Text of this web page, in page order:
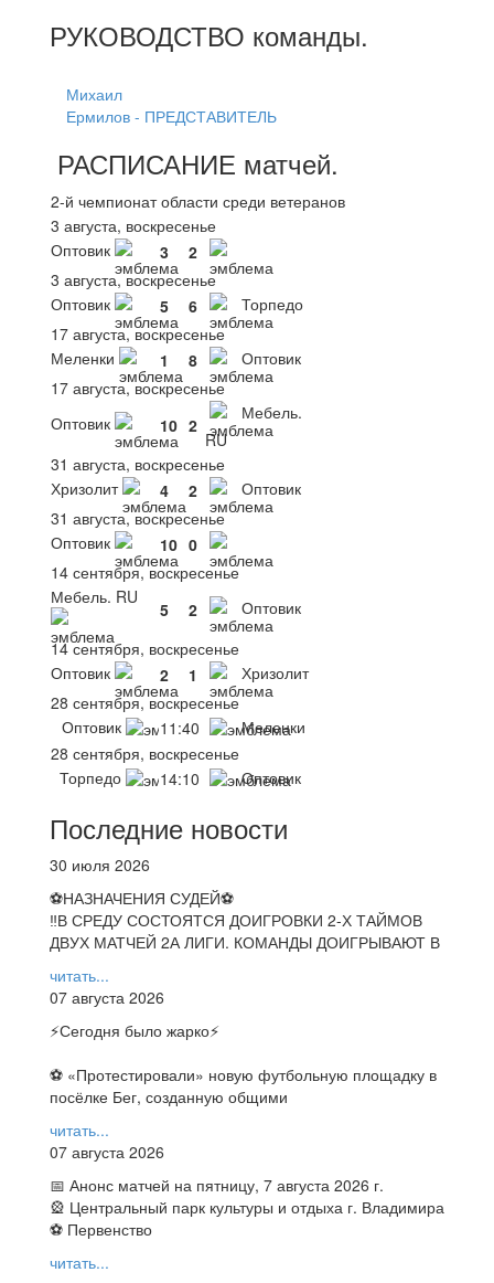
РУКОВОДСТВО команды.
Михаил
Ермилов - ПРЕДСТАВИТЕЛЬ
РАСПИСАНИЕ матчей.
2-й чемпионат области среди ветеранов
3 августа, воскресенье
Оптовик
3
2
3 августа, воскресенье
Оптовик
5 6
Торпедо
17 августа, воскресенье
Меленки
1 8
Оптовик
17 августа, воскресенье
Оптовик
10 2
Мебель.
RU
31 августа, воскресенье
Хризолит
4 2
Оптовик
31 августа, воскресенье
Оптовик
10 0
14 сентября, воскресенье
Мебель. RU
5 2
Оптовик
14 сентября, воскресенье
Оптовик
2 1
Хризолит
28 сентября, воскресенье
Оптовик
11:40
Меленки
28 сентября, воскресенье
Торпедо
14:10 Оптовик
Последние новости
30 июля 2026
⚽НАЗНАЧЕНИЯ СУДЕЙ⚽
‼В СРЕДУ СОСТОЯТСЯ ДОИГРОВКИ 2-Х ТАЙМОВ
ДВУХ МАТЧЕЙ 2А ЛИГИ. КОМАНДЫ ДОИГРЫВАЮТ В
читать...
07 августа 2026
⚡️Сегодня было жарко⚡️
⚽ ️«Протестировали» новую футбольную площадку в
посёлке Бег, созданную общими
читать...
07 августа 2026
📅 Анонс матчей на пятницу, 7 августа 2026 г.
🎡 Центральный парк культуры и отдыха г. Владимира
⚽ Первенство
читать...